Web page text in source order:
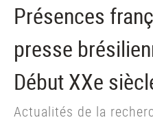
Présences
presse
Début XXe
Actualités de la